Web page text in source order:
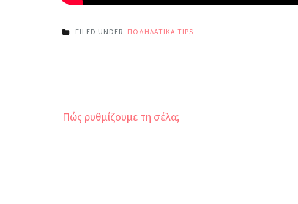
FILED UNDER: ΠΟΔΗΛΑΤΙΚΑ TIPS
Πλοήγηση
Πώς ρυθμίζουμε τη σέλα;